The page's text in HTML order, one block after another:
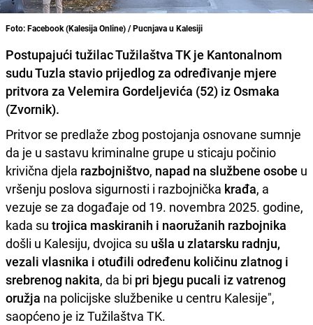
Foto: Facebook (Kalesija Online) / Pucnjava u Kalesiji
Postupajući tužilac Tužilaštva TK je Kantonalnom
sudu Tuzla stavio prijedlog za određivanje mjere
pritvora za Velemira Gordeljevića (52) iz Osmaka
(Zvornik).
Pritvor se predlaže zbog postojanja osnovane sumnje
da je u sastavu kriminalne grupe u sticaju počinio
krivična djela razbojništvo, napad na službene osobe u
vršenju poslova sigurnosti i razbojnička krađa, a
vezuje se za događaje od 19. novembra 2025. godine,
kada su trojica maskiranih i naoružanih razbojnika
došli u Kalesiju, dvojica su ušla u zlatarsku radnju,
vezali vlasnika i otuđili određenu količinu zlatnog i
srebrenog nakita, da bi pri bjegu pucali iz vatrenog
oružja na policijske službenike u centru Kalesije",
saopćeno je iz Tužilaštva TK.